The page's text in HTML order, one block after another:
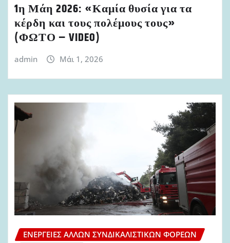
1η Μάη 2026: «Καμία θυσία για τα
κέρδη και τους πολέμους τους»
(ΦΩΤΟ – VIDEO)
admin Μάι 1, 2026
ΕΝΈΡΓΕΙΕΣ ΆΛΛΩΝ ΣΥΝΔΙΚΑΛΙΣΤΙΚΏΝ ΦΟΡΈΩΝ